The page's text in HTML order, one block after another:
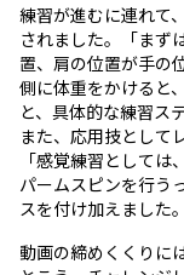
練習が進むに連れて
されました。「まず
置、肩の位置が手の
側に体重をかけると
と、具体的な練習ス
また、応用技として
「感覚練習として
パームスピンを行う
スを付け加えました。
動画の締めくくりに